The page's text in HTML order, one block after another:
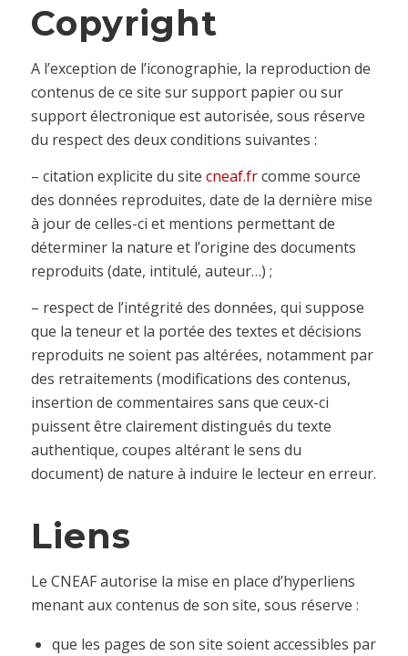
Copyright
A l’exception de l’iconographie, la reproduction de
contenus de ce site sur support papier ou sur
support électronique est autorisée, sous réserve
du respect des deux conditions suivantes :
– citation explicite du site cneaf.frcomme source
des données reproduites, date de la dernière mise
à jour de celles-ci et mentions permettant de
déterminer la nature et l’origine des documents
reproduits (date, intitulé, auteur…) ;
– respect de l’intégrité des données, qui suppose
que la teneur et la portée des textes et décisions
reproduits ne soient pas altérées, notamment par
des retraitements (modifications des contenus,
insertion de commentaires sans que ceux-ci
puissent être clairement distingués du texte
authentique, coupes altérant le sens du
document) de nature à induire le lecteur en erreur.
Liens
Le CNEAF autorise la mise en place d’hyperliens
menant aux contenus de son site, sous réserve :
que les pages de son site soient accessibles par